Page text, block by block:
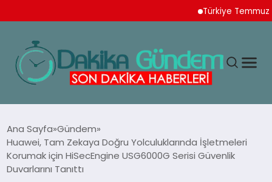
Türkiye Temmuz Ayı
TEKNOLOJI
Ana Sayfa Gündem
Huawei, Tam Zekaya Doğru Yolculuklarında İşletmeleri
Korumak için HiSecEngine USG6000G Serisi Güvenlik
Duvarlarını Tanıttı